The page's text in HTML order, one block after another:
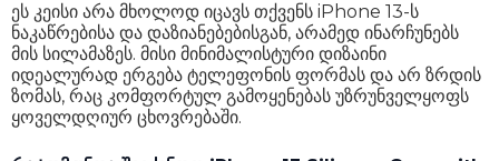
ეს კეისი არა მხოლოდ იცავს თქვენს iPhone 13-ს
ნაკაწრებისა და დაზიანებებისგან, არამედ ინარჩუნებს
მის სილამაზეს. მისი მინიმალისტური დიზაინი
იდეალურად ერგება ტელეფონის ფორმას და არ ზრდის
ზომას, რაც კომფორტულ გამოყენებას უზრუნველყოფს
ყოველდღიურ ცხოვრებაში.